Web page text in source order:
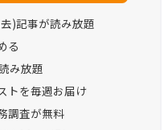
)記事が読み放題
る
み放題
トを毎週お届け
調査が無料